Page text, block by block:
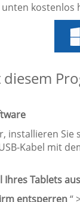
kostenlos
installieren
Kabel mit
Ihres Tablets aus
entsperren“